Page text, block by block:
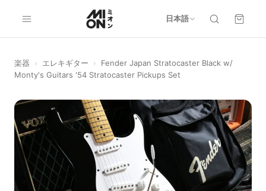
日本語
楽器 › エレキギター ›
Fender Japan Stratocaster Black w/
Monty's Guitars '54 Stratocaster Pickups Set